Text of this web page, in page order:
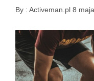
By : Activeman.pl 8